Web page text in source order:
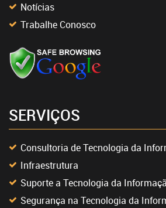
Notícias
Trabalhe Conosco
SERVIÇOS
Consultoria de Tecnologia da
Infraestrutura
Suporte a Tecnologia da
Segurança na Tecnologia da